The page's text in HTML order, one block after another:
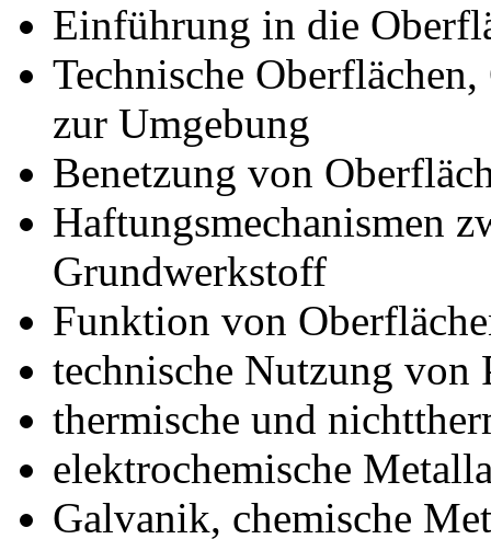
Einführung in die
Technische
zur Umgebung
Benetzung von
Haftungsmechanismen
Grundwerkstoff
Funktion von
technische Nutzung von
thermische und
elektrochemische
Galvanik, chemische